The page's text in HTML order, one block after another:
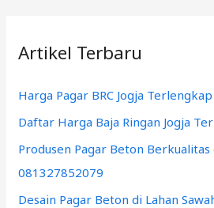
Artikel Terbaru
Harga Pagar BRC Jogja Terlengkap
Daftar Harga Baja Ringan Jogja
Produsen Pagar Beton Berkualitas
081327852079
Desain Pagar Beton di Lahan